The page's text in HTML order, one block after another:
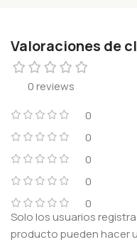
Valoraciones de
0 reviews
0
0
0
0
0
Solo los usuarios
producto pueden hacer